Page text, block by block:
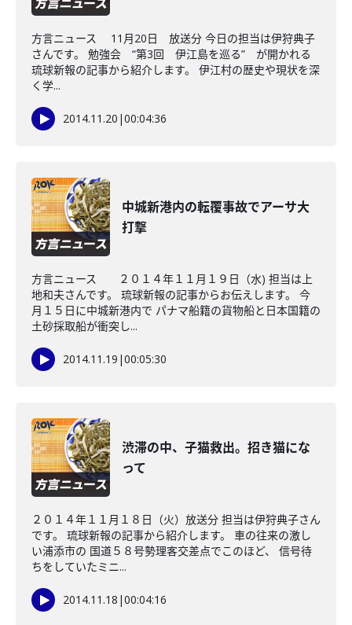
方言ニュース 11月20日 放送分 今日の担当は伊狩典子
さんです。 勉強会 “第3回 伊江島を巡る” が開かれる
琉球新報の記事から紹介します。 伊江村の歴史や現状を深
く学...
2014.11.20 |00:04:36
中城新港内の転覆事故でアーサ大
打撃
方言ニュース ２０１４年１１月１９日（水) 担当は上
地和夫さんです。 琉球新報の記事からお伝えします。 今
月１５日に中城新港内で パナマ船籍の貨物船と日本国籍の
土砂採取船が衝突し...
2014.11.19 |00:05:30
渋滞の中、子猫救出。招き猫にな
って
２０１４年１１月１８日（火）放送分 担当は伊狩典子さん
です。 琉球新報の記事から紹介します。 車の往来の激し
い浦添市の 国道５８号勢理客交差点でこのほど、 信号待
ちをしていたミニ...
2014.11.18 |00:04:16